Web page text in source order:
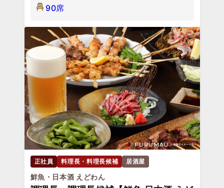
90席
正社員 料理長・料理長候補 居酒屋
鮮魚・日本酒 えどわん